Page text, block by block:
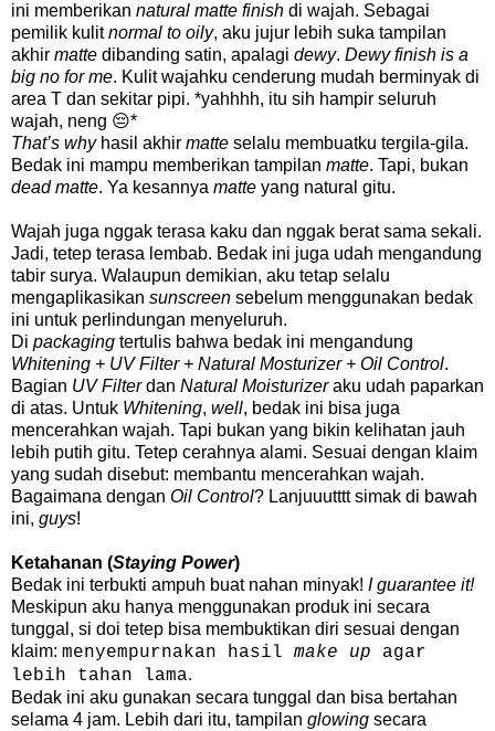
ini memberikan natural matte finish di wajah. Sebagai
pemilik kulitnormal to oily, aku jujur lebih suka tampilan
akhir matte dibanding satin, apalagi dewy. Dewy finish is a
big no for me. Kulit wajahku cenderung mudah berminyak di
area T dan sekitar pipi. *yahhhh, itu sih hampir seluruh
wajah, neng 😔*
That’s whyhasil akhir matte selalu membuatku tergila-gila.
Bedak ini mampu memberikan tampilan matte. Tapi, bukan
dead matte. Ya kesannya matte yang natural gitu.
Wajah juga nggak terasa kaku dan nggak berat sama sekali.
Jadi, tetep terasa lembab. Bedak ini juga udah mengandung
tabir surya. Walaupun demikian, aku tetap selalu
mengaplikasikan sunscreen sebelum menggunakan bedak
ini untuk perlindungan menyeluruh.
Di packaging tertulis bahwa bedak ini mengandung
Whitening + UV Filter + Natural Mosturizer + Oil Control.
Bagian UV Filterdan Natural Moisturizeraku udah paparkan
di atas. Untuk Whitening, well, bedak ini bisa juga
mencerahkan wajah. Tapi bukan yang bikin kelihatan jauh
lebih putih gitu. Tetep cerahnya alami. Sesuai dengan klaim
yang sudah disebut: membantu mencerahkan wajah.
Bagaimana dengan Oil Control? Lanjuuutttt simak di bawah
ini, guys!
Ketahanan (Staying Power)
Bedak ini terbukti ampuh buat nahan minyak! I guarantee it!
Meskipun aku hanya menggunakan produk ini secara
tunggal, si doi tetep bisa membuktikan diri sesuai dengan
klaim: menyempurnakan hasil make up agar
lebih tahan lama.
Bedak ini aku gunakan secara tunggal dan bisa bertahan
selama 4 jam. Lebih dari itu, tampilan glowing secara